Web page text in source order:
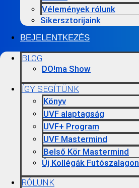
Vélemények rólunk
Sikersztorijaink
BEJELENTKEZÉS
BLOG
DO!ma Show
ÍGY SEGÍTÜNK
Könyv
UVF alaptagság
UVF+ Program
UVF Mastermind
Belső Kör Mastermind
Új Kollégák Futószalagon
RÓLUNK